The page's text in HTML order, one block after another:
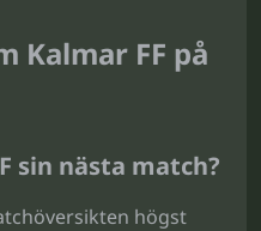
Kalmar FF på
sin nästa match?
högst